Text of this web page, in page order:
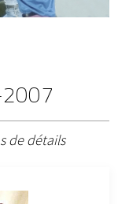
de détails